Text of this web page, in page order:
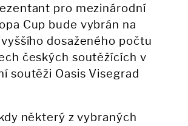
pro mezinárodní
Cup bude vybrán na
dosaženého počtu
českých soutěžících v
soutěži Oasis Visegrad
některý z vybraných